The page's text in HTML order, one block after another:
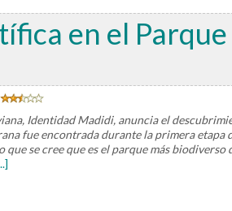
en el
Identidad Madidi, anuncia el
fue encontrada durante la primera etapa
que se cree que es el parque más biodiverso